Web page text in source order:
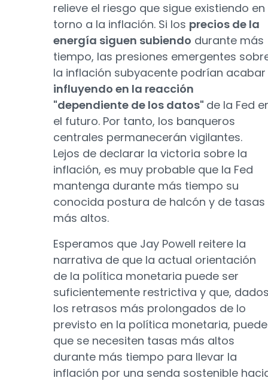
relieve el riesgo que sigue existiendo en
torno a la inflación. Si los precios de la
energía siguen subiendo durante más
tiempo, las presiones emergentes
la inflación subyacente podrían acabar
influyendo en la reacción
"dependiente de los datos" de la Fed
el futuro. Por tanto, los banqueros
centrales permanecerán vigilantes.
Lejos de declarar la victoria sobre la
inflación, es muy probable que la Fed
mantenga durante más tiempo su
conocida postura de halcón y de tasas
más altos.
Esperamos que Jay Powell reitere la
narrativa de que la actual orientación
de la política monetaria puede ser
suficientemente restrictiva y que,
los retrasos más prolongados de lo
previsto en la política monetaria, puede
que se necesiten tasas más altos
durante más tiempo para llevar la
inflación por una senda sostenible